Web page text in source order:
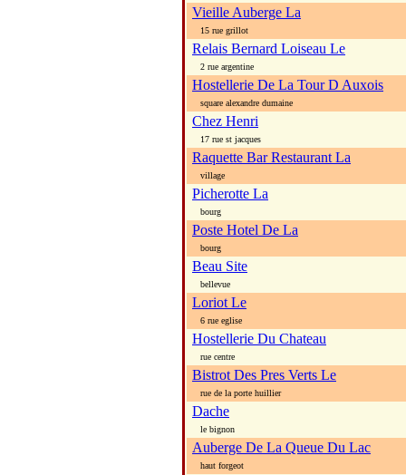
Vieille Auberge La
15 rue grillot
Relais Bernard Loiseau Le
2 rue argentine
Hostellerie De La Tour D Auxois
square alexandre dumaine
Chez Henri
17 rue st jacques
Raquette Bar Restaurant La
village
Picherotte La
bourg
Poste Hotel De La
bourg
Beau Site
bellevue
Loriot Le
6 rue eglise
Hostellerie Du Chateau
rue centre
Bistrot Des Pres Verts Le
rue de la porte huillier
Dache
le bignon
Auberge De La Queue Du Lac
haut forgeot